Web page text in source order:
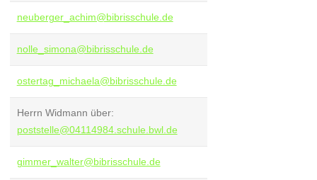
neuberger_achim@bibrisschule.de
nolle_simona@bibrisschule.de
ostertag_michaela@bibrisschule.de
Herrn Widmann über:
poststelle@04114984.schule.bwl.de
gimmer_walter@bibrisschule.de